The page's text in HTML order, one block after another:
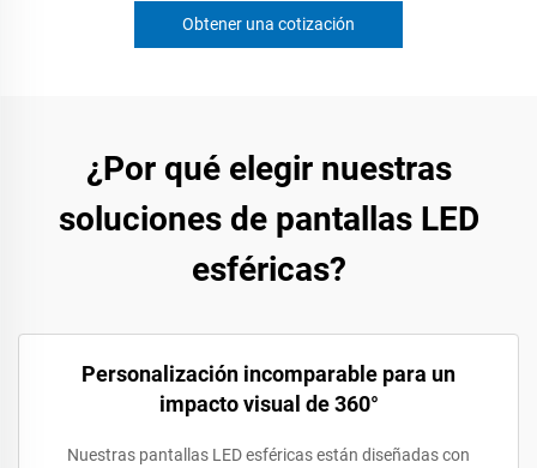
Obtener una cotización
¿Por qué elegir nuestras
soluciones de pantallas LED
esféricas?
Personalización incomparable para un
impacto visual de 360°
Nuestras pantallas LED esféricas están diseñadas con